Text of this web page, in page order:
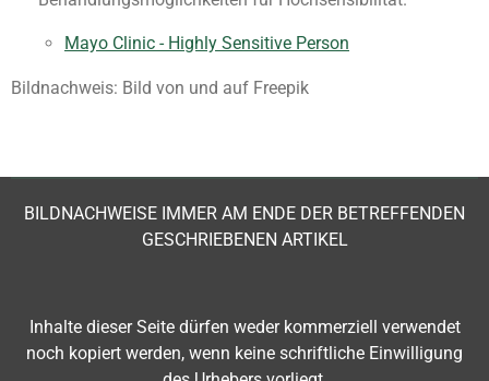
Mayo Clinic - Highly Sensitive Person
Bildnachweis: Bild von und auf Freepik
BILDNACHWEISE IMMER AM ENDE DER BETREFFENDEN
GESCHRIEBENEN ARTIKEL
Inhalte dieser Seitedürfen weder kommerziell verwendet
noch kopiert werden, wenn keine schriftliche Einwilligung